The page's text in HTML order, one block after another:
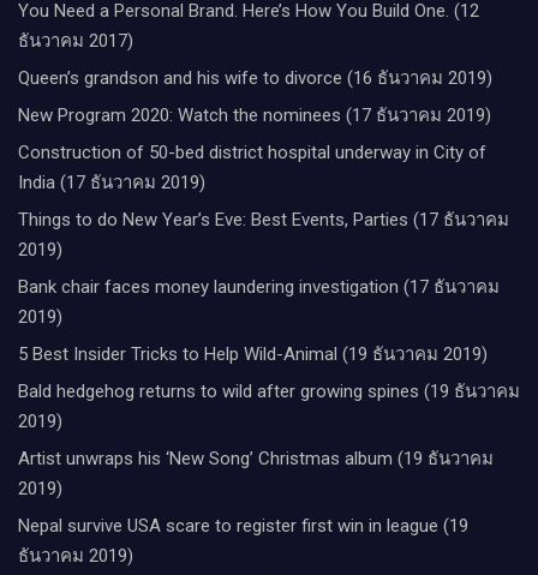
You Need a Personal Brand. Here’s How You Build One. (12
ธันวาคม 2017)
Queen’s grandson and his wife to divorce (16 ธันวาคม 2019)
New Program 2020: Watch the nominees (17 ธันวาคม 2019)
Construction of 50-bed district hospital underway in City of
India (17 ธันวาคม 2019)
Things to do New Year’s Eve: Best Events, Parties (17 ธันวาคม
2019)
Bank chair faces money laundering investigation (17 ธันวาคม
2019)
5 Best Insider Tricks to Help Wild-Animal (19 ธันวาคม 2019)
Bald hedgehog returns to wild after growing spines (19 ธันวาคม
2019)
Artist unwraps his ‘New Song’ Christmas album (19 ธันวาคม
2019)
Nepal survive USA scare to register first win in league (19
ธันวาคม 2019)